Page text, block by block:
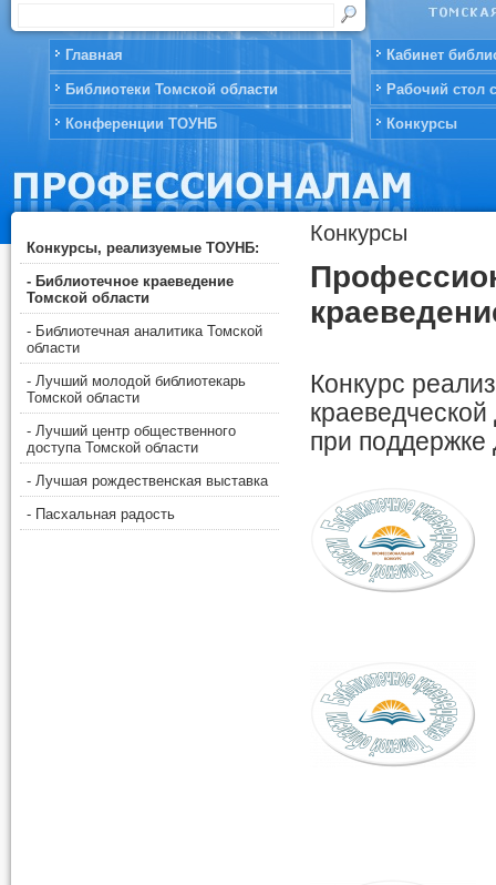
Главная
Библиотеки Томской области
Конференции ТОУНБ
Кабинет
Рабочий стол
Конкурсы
Конкурсы, реализуемые ТОУНБ:
- Библиотечное краеведение
Томской области
- Библиотечная аналитика Томской
области
- Лучший молодой библиотекарь
Томской области
- Лучший центр общественного
доступа Томской области
- Лучшая рождественская выставка
- Пасхальная радость
Конкурсы
Конкурс
при поддержке